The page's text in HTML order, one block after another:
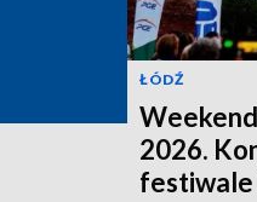
ŁÓDŹ
2026.
festiwale